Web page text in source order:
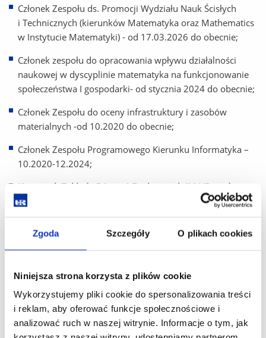
Zgoda Szczegóły O plikach cookies
Niniejsza strona korzysta z plików cookie
Wykorzystujemy pliki cookie do spersonalizowania treści
i reklam, aby oferować funkcje społecznościowe i
analizować ruch w naszej witrynie. Informacje o tym, jak
Członek Zespołu ds. Promocji Wydziału Nauk Ścisłych
i Technicznych (kierunków Matematyka oraz Mathematics
w Instytucie Matematyki) - od 17.03.2026 do obecnie;
Członek zespołu do opracowania wpływu działalności
naukowej w dyscyplinie matematyka na funkcjonowanie
społeczeństwa I gospodarki- od stycznia 2024 do obecnie;
Członek Zespołu do oceny infrastruktury i zasobów
materialnych -od 10.2020 do obecnie;
Członek Zespołu Programowego Kierunku Informatyka –
10.2020-12.2024;
Kierownik Zakładu Równań Funkcyjnych IM UR – od
09.2020 do obecnie;
grudnia 2024;
w Laboratorium Matematyki Stosowanej w Centrum
Innowacji i Transferu Wiedzy Techniczno-Przyrodniczej –
od 20.11.2018 do obecnie;
Koordynator ds. ECTS i Erasmus+ na kierunku Matematyka